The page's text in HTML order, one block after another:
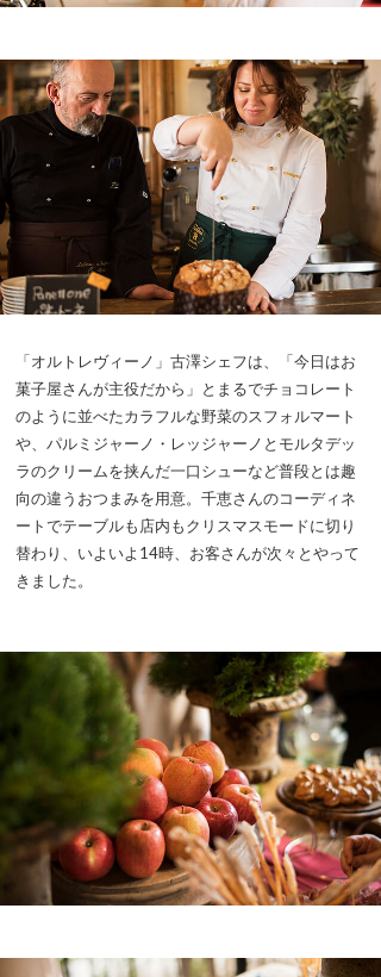
「オルトレヴィーノ」古澤シェフは、「今日はお
菓子屋さんが主役だから」とまるでチョコレート
のように並べたカラフルな野菜のスフォルマート
や、パルミジャーノ・レッジャーノとモルタデッ
ラのクリームを挟んだ一口シューなど普段とは趣
向の違うおつまみを用意。千恵さんのコーディネ
ートでテーブルも店内もクリスマスモードに切り
替わり、いよいよ14時、お客さんが次々とやって
きました。